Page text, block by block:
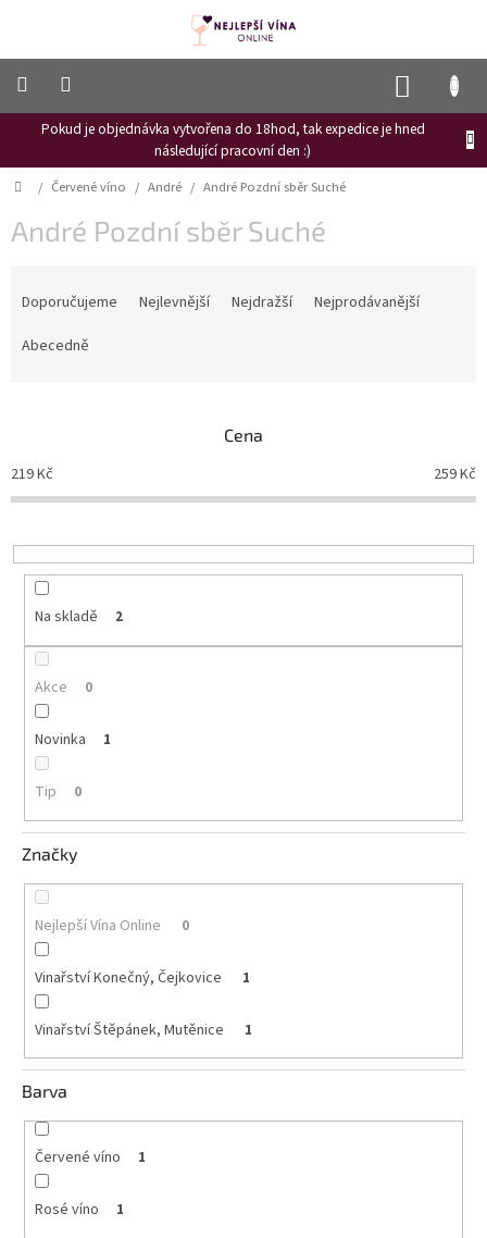
Pokud je objednávka vytvořena do 18hod, tak expedice je hned
následující pracovní den :)
Frizzante
Růžové
víno
Hroznový
Naši
vinaři
Vinné
Červené
k
vínu
Akční
nabídka
Dárkové
poukazy
Získat
Blog
Mladé
a
Svatomartinské
Prodej
vína
nabídka
Poslední
láhve
skladem
Cuvée
vína
Klarety
Domů
/ Červené víno / André / André Pozdní sběr Suché
André Pozdní sběr Suché
o
d
k
t
Doporučujeme Nejlevnější Nejdražší
Nejprodávanější
Abecedně
Cena
219Kč 259Kč
Na skladě 2
Akce 0
Novinka 1
Tip 0
Značky
Nejlepší Vína Online 0
Vinařství Konečný, Čejkovice 1
Vinařství Štěpánek, Mutěnice 1
Barva
Červené víno 1
Rosé víno 1